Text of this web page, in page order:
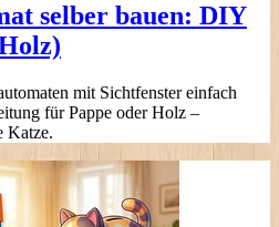
selber bauen: DIY
mit Sichtfenster einfach
für Pappe oder Holz –
Katze.